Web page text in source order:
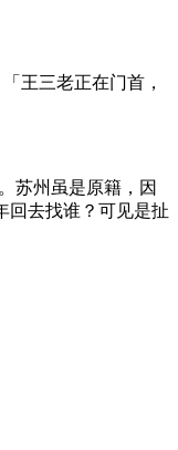
王三老正在门首，
苏州虽是原籍，因
回去找谁？可见是扯